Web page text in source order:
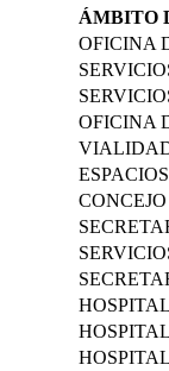
ÁMBITO
OFICINA
OFICINA